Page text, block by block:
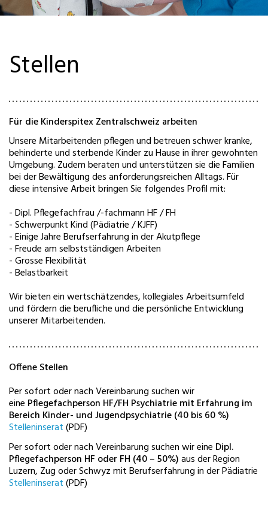
Stellen
Für die Kinderspitex Zentralschweiz arbeiten
Unsere Mitarbeitenden pflegen und betreuen schwer kranke,
behinderte und sterbende Kinder zu Hause in ihrer gewohnten
Umgebung. Zudem beraten und unterstützen sie die Familien
bei der Bewältigung des anforderungsreichen Alltags. Für
diese intensive Arbeit bringen Sie folgendes Profil mit:
- Dipl. Pflegefachfrau /-fachmann HF / FH
- Schwerpunkt Kind (Pädiatrie / KJFF)
- Einige Jahre Berufserfahrung in der Akutpflege
- Freude am selbstständigen Arbeiten
- Grosse Flexibilität
- Belastbarkeit
Wir bieten ein wertschätzendes, kollegiales Arbeitsumfeld
und fördern die berufliche und die persönliche Entwicklung
unserer Mitarbeitenden.
Offene Stellen
Per sofort oder nach Vereinbarung suchen wir
eine Pflegefachperson HF/FH Psychiatrie mit Erfahrung im
Bereich Kinder- und Jugendpsychiatrie (40 bis 60 %)
Stelleninserat(PDF)
Per sofort oder nach Vereinbarung suchen wir eine Dipl.
Pflegefachperson HF oder FH (40 – 50%)aus der Region
Luzern, Zug oder Schwyz mit Berufserfahrung in der Pädiatrie
Stelleninserat(PDF)